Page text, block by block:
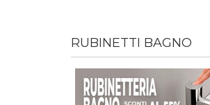
RUBINETTI BAGNO